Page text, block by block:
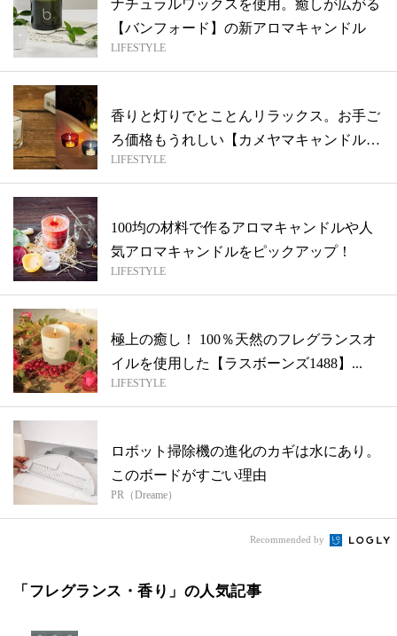
ナチュラルワックスを使用。癒しが広がる
【バンフォード】の新アロマキャンドル
LIFESTYLE
香りと灯りでとことんリラックス。お手ご
ろ価格もうれしい【カメヤマキャンドルハ
ウス...
LIFESTYLE
100均の材料で作るアロマキャンドルや人
気アロマキャンドルをピックアップ！
LIFESTYLE
極上の癒し！ 100％天然のフレグランスオ
イルを使用した【ラスボーンズ1488】...
LIFESTYLE
ロボット掃除機の進化のカギは水にあり。
このボードがすごい理由
PR（Dreame）
Recommended by
「フレグランス・香り」の人気記事